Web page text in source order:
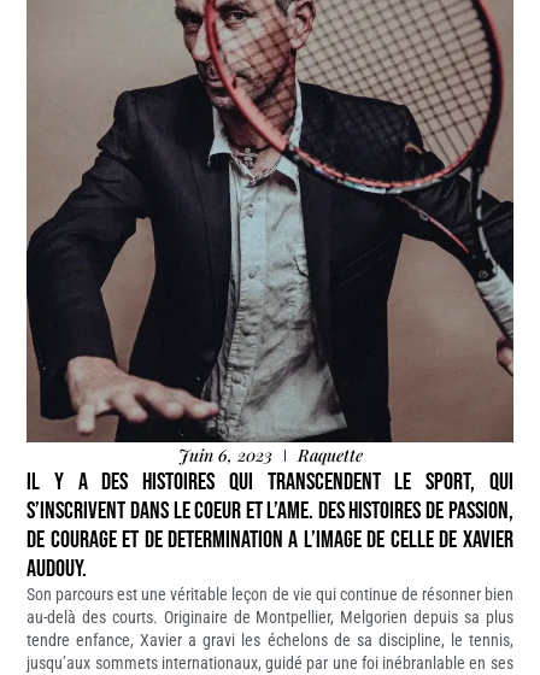
Juin 6, 2023 Raquette
IL Y A DES HISTOIRES QUI TRANSCENDENT LE SPORT, QUI
S’INSCRIVENT DANS LE COEUR ET L’AME. DES HISTOIRES DE PASSION,
DE COURAGE ET DE DETERMINATION A L’IMAGE DE CELLE DE XAVIER
AUDOUY.
Son parcours est une véritable leçon de vie qui continue de résonner bien
au-delà des courts. Originaire de Montpellier, Melgorien depuis sa plus
tendre enfance, Xavier a gravi les échelons de sa discipline, le tennis,
jusqu’aux sommets internationaux, guidé par une foi inébranlable en ses